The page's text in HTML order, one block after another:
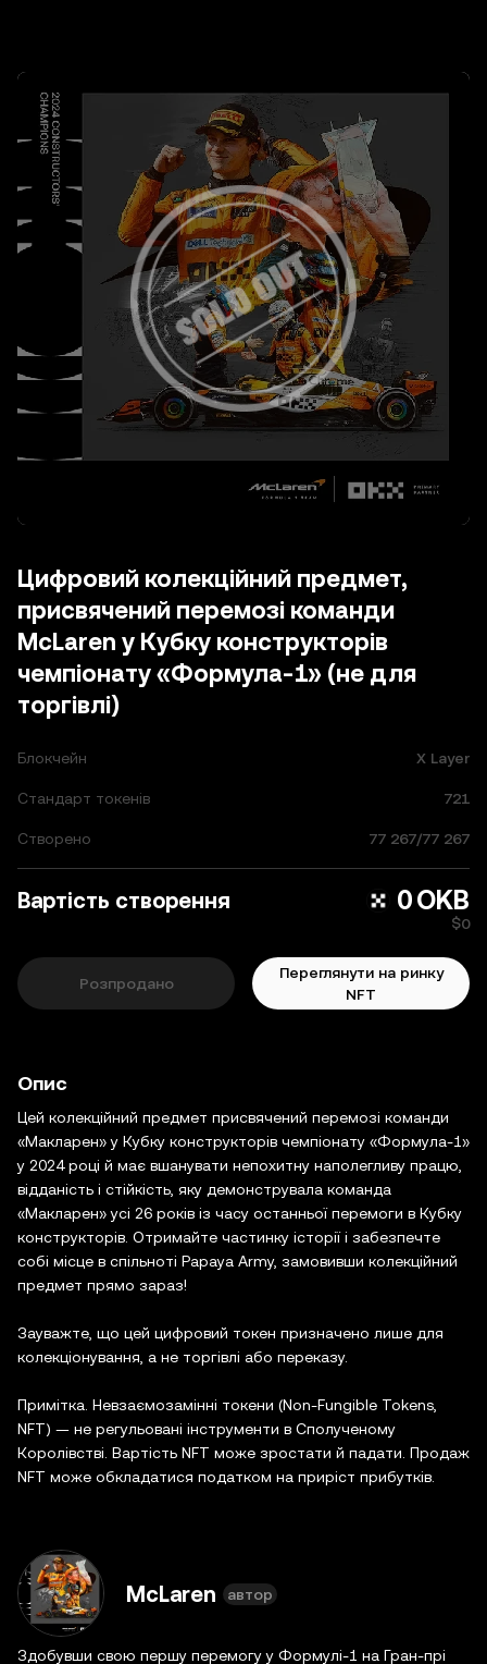
Цифровий колекційний предмет,
присвячений перемозі команди
McLaren у Кубку конструкторів
чемпіонату «Формула-1» (не для
торгівлі)
Блокчейн
Стандарт токенів
Створено
Вартість створення
X Layer
721
77 267/77 267
0OKB
$0
Розпродано
Переглянути на ринку
NFT
Опис
Цей колекційний предмет присвячений перемозі команди
«Макларен» у Кубку конструкторів чемпіонату «Формула-1»
у 2024 році й має вшанувати непохитну наполегливу працю,
відданість і стійкість, яку демонструвала команда
«Макларен» усі 26 років із часу останньої перемоги в Кубку
конструкторів. Отримайте частинку історії і забезпечте
собі місце в спільноті Papaya Army, замовивши колекційний
предмет прямо зараз!
Зауважте, що цей цифровий токен призначено лише для
колекціонування, а не торгівлі або переказу.
Примітка. Невзаємозамінні токени (Non-Fungible Tokens,
NFT) — не регульовані інструменти в Сполученому
Королівстві. Вартість NFT може зростати й падати. Продаж
NFT може обкладатися податком на приріст прибутків.
McLaren автор
Здобувши свою першу перемогу у Формулі-1 на Гран-прі